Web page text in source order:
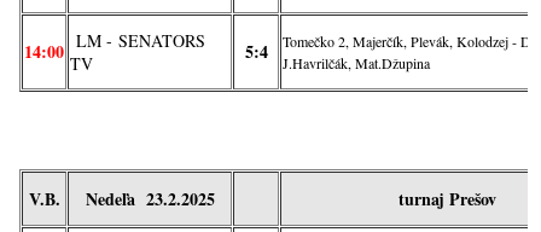
14:00 LM - SENATORS
TV
5:4
Tomečko 2, Majerčík, Plevák, Kolodzej -
J.Havrilčák, Mat.Džupina
V.B. Nedeľa 23.2.2025 turnaj Prešov